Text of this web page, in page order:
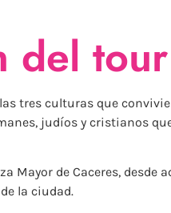
del tour
tres culturas que
judíos y cristianos
Mayor de Caceres, desde
la ciudad.